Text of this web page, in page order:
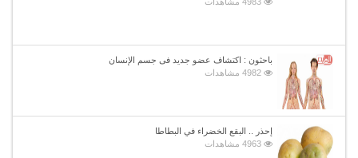
باحثون : اكتشاف عضو جديد فى جسم الإنسان
4982 مشاهدات
إحذر .. البقع الخضراء في البطاطا
4963 مشاهدات